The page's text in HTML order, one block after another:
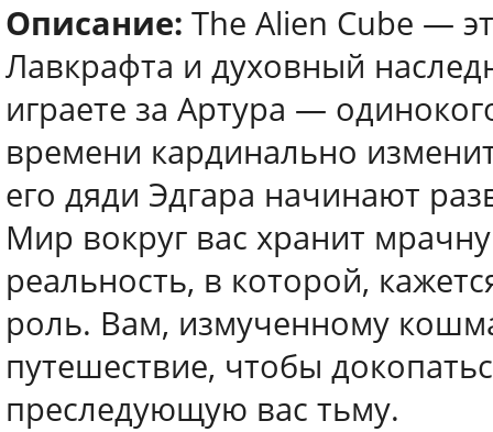
Описание: The Alien Cube —
Лавкрафта и духовный
играете за Артура —
времени кардинально
его дяди Эдгара начинают
Мир вокруг вас хранит
реальность, в которой,
роль. Вам, измученному
путешествие, чтобы
преследующую вас тьму.